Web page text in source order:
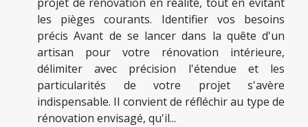
projet de rénovation en réalité, tout en évitant
les pièges courants. Identifier vos besoins
précis Avant de se lancer dans la quête d'un
artisan pour votre rénovation intérieure,
délimiter avec précision l'étendue et les
particularités de votre projet s'avère
indispensable. Il convient de réfléchir au type de
rénovation envisagé, qu'il...